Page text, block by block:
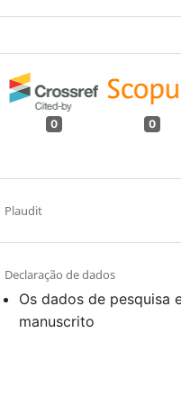
0 0
Plaudit
Declaração de dados
Os dados de pesquisa
manuscrito